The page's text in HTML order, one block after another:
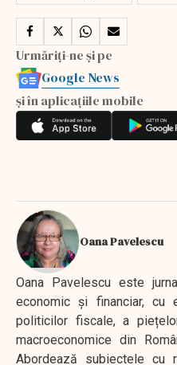
Urmăriți-ne și pe
Google News
și în aplicațiile mobile
Oana Pavelescu
Oana Pavelescu este
economic și financiar, cu
politicilor fiscale, a
macroeconomice din
Abordează subiectele cu